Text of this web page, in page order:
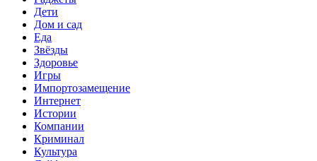
Дети
Дом и сад
Еда
Звёзды
Здоровье
Игры
Импортозамещение
Интернет
Истории
Компании
Криминал
Культура